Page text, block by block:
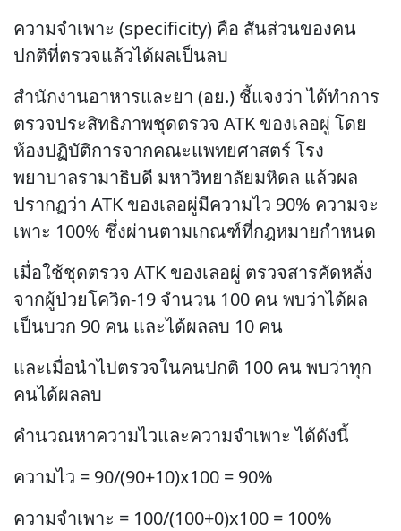
ความจำเพาะ (specificity) คือ สันส่วนของคน
ปกติที่ตรวจแล้วได้ผลเป็นลบ
สำนักงานอาหารและยา (อย.) ชี้แจงว่า ได้ทำการ
ตรวจประสิทธิภาพชุดตรวจ ATK ของเลอผู่ โดย
ห้องปฏิบัติการจากคณะแพทยศาสตร์ โรง
พยาบาลรามาธิบดี มหาวิทยาลัยมหิดล แล้วผล
ปรากฏว่า ATK ของเลอผู่มีความไว 90% ความจะ
เพาะ 100% ซึ่งผ่านตามเกณฑ์ที่กฎหมายกำหนด
เมื่อใช้ชุดตรวจ ATK ของเลอผู่ ตรวจสารคัดหลั่ง
จากผู้ป่วยโควิด-19 จำนวน 100 คน พบว่าได้ผล
เป็นบวก 90 คน และได้ผลลบ 10 คน
และเมื่อนำไปตรวจในคนปกติ 100 คน พบว่าทุก
คนได้ผลลบ
คำนวณหาความไวและความจำเพาะ ได้ดังนี้
ความไว = 90/(90+10)x100 = 90%
ความจำเพาะ = 100/(100+0)x100 = 100%